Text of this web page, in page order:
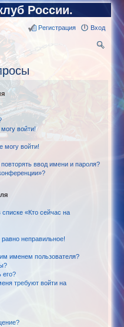
России.
Вход
Регистрация
войти!
могу войти!
ввод имени и пароля?
«Кто сейчас на
неправильное!
именем пользователя?
его?
требуют войти на